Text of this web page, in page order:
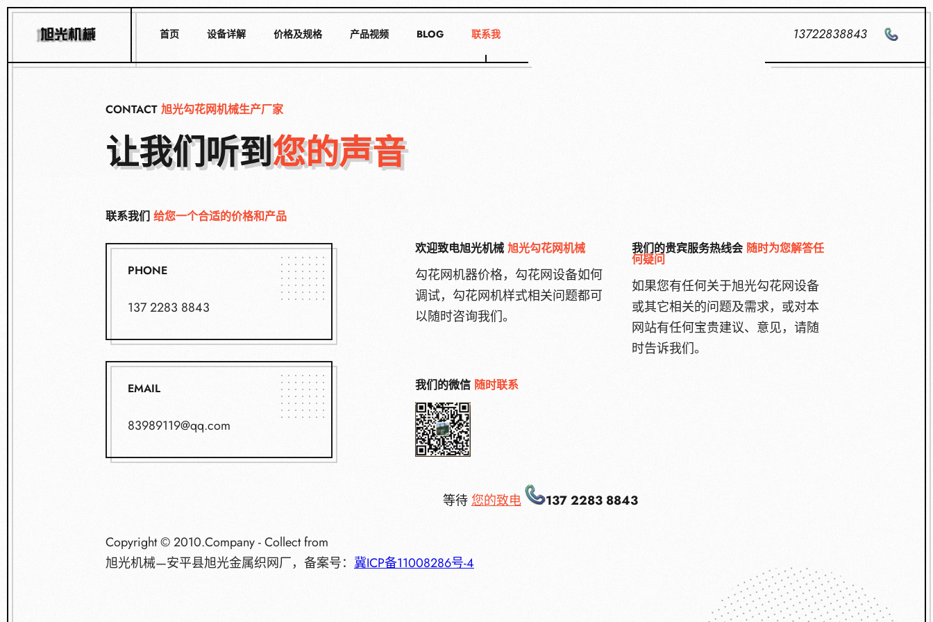
首页 设备详解 价格及规格 产品视频 BLOG 联系我 13722838843
CONTACT 旭光勾花网机械生产厂家
让我们听到您的声音
联系我们 给您一个合适的价格和产品
PHONE
137 2283 8843
EMAIL
83989119@qq.com
欢迎致电旭光机械 旭光勾花网机械
勾花网机器价格，勾花网设备如何
调试，勾花网机样式相关问题都可
以随时咨询我们。
我们的贵宾服务热线会 随时为您解答任
何疑问
如果您有任何关于旭光勾花网设备
或其它相关的问题及需求，或对本
网站有任何宝贵建议、意见，请随
时告诉我们。
我们的微信 随时联系
等待您的致电 137 2283 8843
Copyright © 2010.Company - Collect from
旭光机械—安平县旭光金属织网厂，备案号： 冀ICP备11008286号-4